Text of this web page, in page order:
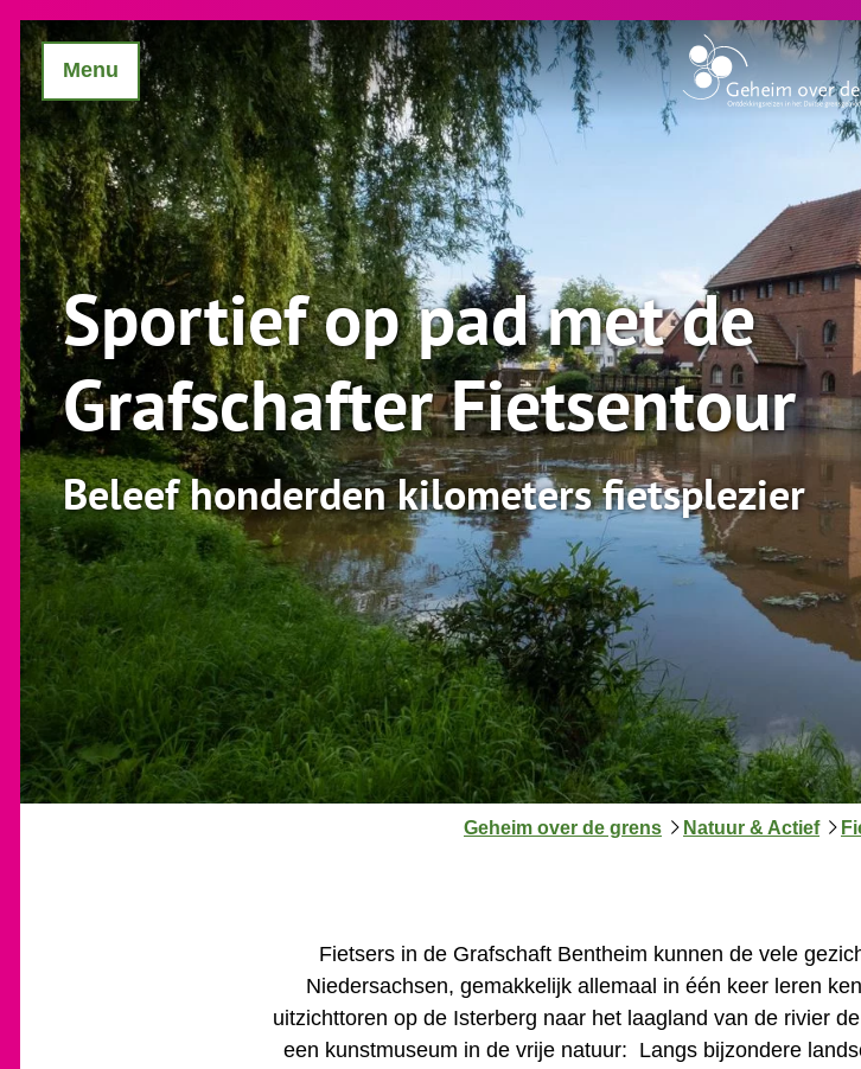
Menu
Sportief op pad met de
Grafschafter Fietsentour
Beleef honderden kilometers fietsplezier
J
n
d
t
Geheim over de grens Natuur & Actief
Fietsers in de Grafschaft Bentheim kunnen de vele
Niedersachsen, gemakkelijk allemaal in één keer leren
uitzichttoren op de Isterberg naar het laagland van de rivier
een kunstmuseum in de vrije natuur: Langs bijzondere